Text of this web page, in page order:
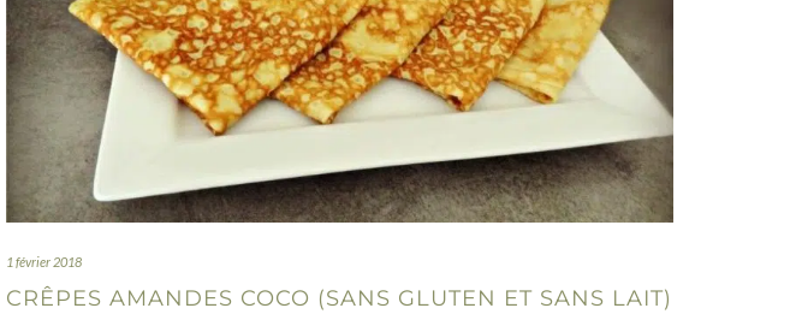
1 février 2018
CRÊPES AMANDES COCO (SANS GLUTEN ET SANS LAIT)